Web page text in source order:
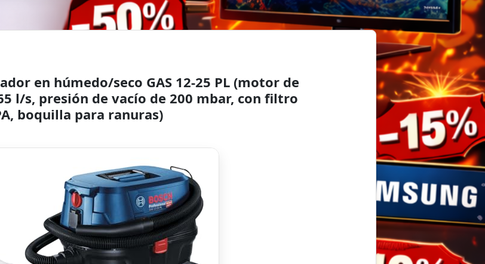
en húmedo/seco GAS 12-25 PL (motor de
l/s, presión de vacío de 200 mbar, con filtro
boquilla para ranuras)